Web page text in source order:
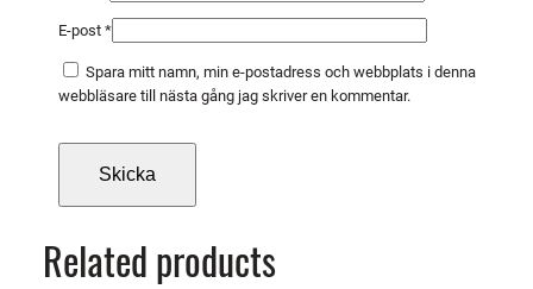
E-post *
Spara mitt namn, min e-postadress och webbplats i denna
webbläsare till nästa gång jag skriver en kommentar.
Related products